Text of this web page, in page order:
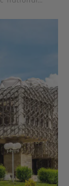
national des
Parc
Faunique
Maurice -
Laurent -